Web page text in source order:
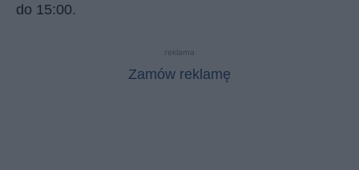
do 15:00.
reklama
Zamów reklamę